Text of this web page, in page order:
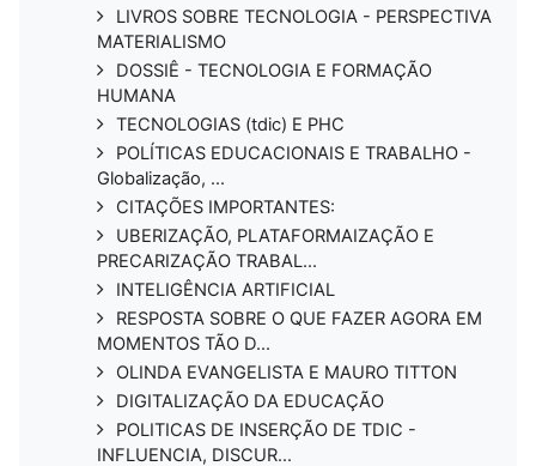
LIVROS SOBRE TECNOLOGIA - PERSPECTIVA
MATERIALISMO
DOSSIÊ - TECNOLOGIA E FORMAÇÃO
HUMANA
TECNOLOGIAS (tdic) E PHC
POLÍTICAS EDUCACIONAIS E TRABALHO -
Globalização, ...
CITAÇÕES IMPORTANTES:
UBERIZAÇÃO, PLATAFORMAIZAÇÃO E
PRECARIZAÇÃO TRABAL...
INTELIGÊNCIA ARTIFICIAL
RESPOSTA SOBRE O QUE FAZER AGORA EM
MOMENTOS TÃO D...
OLINDA EVANGELISTA E MAURO TITTON
DIGITALIZAÇÃO DA EDUCAÇÃO
POLITICAS DE INSERÇÃO DE TDIC -
INFLUENCIA, DISCUR...